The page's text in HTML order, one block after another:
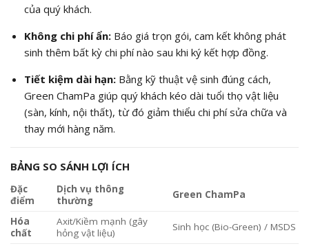
của quý khách.
Không chi phí ẩn:Báo giá trọn gói, cam kết không phát
sinh thêm bất kỳ chi phí nào sau khi ký kết hợp đồng.
Tiết kiệm dài hạn:Bằng kỹ thuật vệ sinh đúng cách,
Green ChamPa giúp quý khách kéo dài tuổi thọ vật liệu
(sàn, kính, nội thất), từ đó giảm thiểu chi phí sửa chữa và
thay mới hàng năm.
BẢNG SO SÁNH LỢI ÍCH
Đặc
điểm
Dịch vụ thông
thường
Green ChamPa
Hóa
chất
Axit/Kiềm mạnh (gây
hỏng vật liệu)
Sinh học (Bio-Green) / MSDS